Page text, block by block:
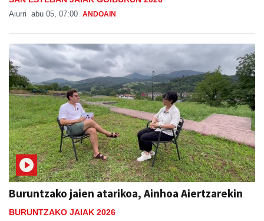
Aiurri abu 05, 07:00 ANDOAIN
Buruntzako jaien atarikoa, Ainhoa Aiertzarekin
BURUNTZAKO JAIAK 2026